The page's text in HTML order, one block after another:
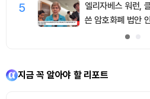
5
엘리자베스 워런,
쓴 암호화폐 법안
지금 꼭 알아야 할 리포트